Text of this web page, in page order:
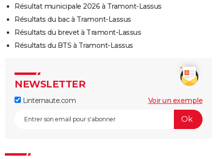
Résultat municipale 2026 à Tramont-Lassus
Résultats du bac à Tramont-Lassus
Résultats du brevet à Tramont-Lassus
Résultats du BTS à Tramont-Lassus
NEWSLETTER
Linternaute.com Voir un exemple